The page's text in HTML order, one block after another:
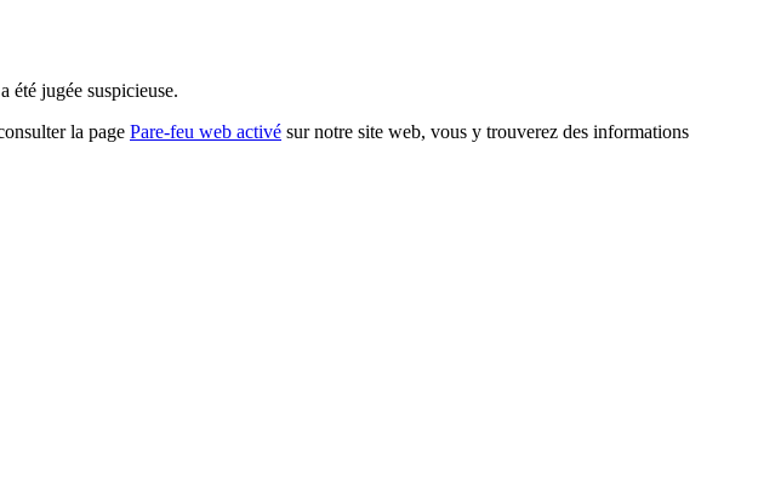
été jugée suspicieuse.
la page Pare-feu web activé sur notre site web, vous y trouverez des informations